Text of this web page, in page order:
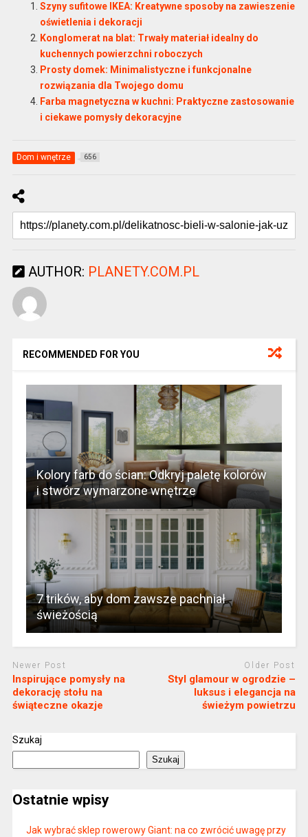
Szyny sufitowe IKEA: Kreatywne sposoby na zawieszenie
oświetlenia i dekoracji
Konglomerat na blat: Trwały materiał idealny do
kuchennych powierzchni roboczych
Prosty domek: Minimalistyczne i funkcjonalne
rozwiązania dla Twojego domu
Farba magnetyczna w kuchni: Praktyczne zastosowanie
i ciekawe pomysły dekoracyjne
Dom i wnętrze 656
AUTHOR: PLANETY.COM.PL
RECOMMENDED FOR YOU
Kolory farb do ścian: Odkryj paletę kolorów
i stwórz wymarzone wnętrze
7 trików, aby dom zawsze pachniał
świeżością
Newer Post
Inspirujące pomysły na
dekorację stołu na
świąteczne okazje
Older Post
Styl glamour w ogrodzie –
luksus i elegancja na
świeżym powietrzu
Szukaj
Szukaj
Ostatnie wpisy
Jak wybrać sklep rowerowy Giant: na co zwrócić uwagę przy